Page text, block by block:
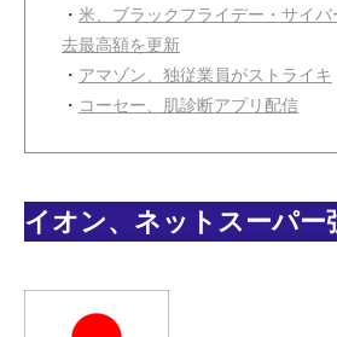
・ 米、ブラックフライデー・サイ
去最高額を更新
・ アマゾン、独従業員がストライキ
・ コーセー、肌診断アプリ配信
イオン、ネットスーパー